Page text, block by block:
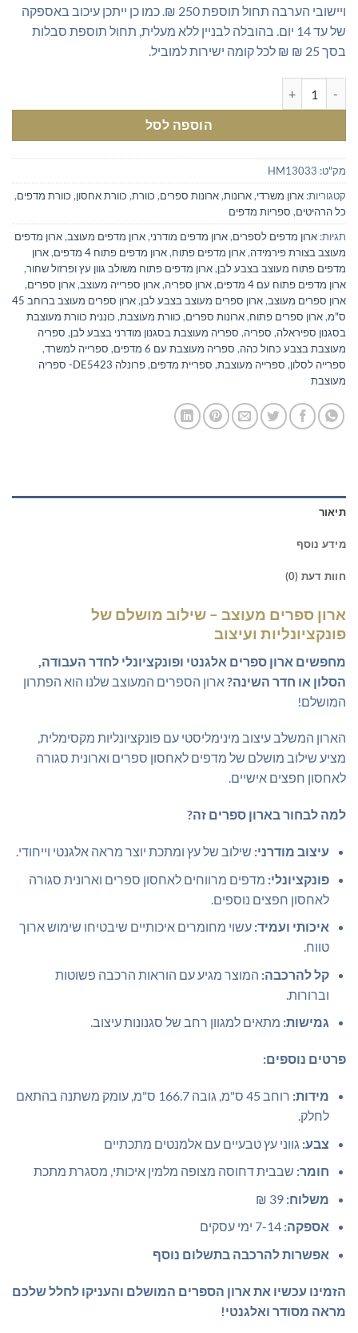
ויישובי הערבה תחול תוספת 250 ₪. כמו כן ייתכן עיכוב באספקה
של עד 14 יום. בהובלה לבניין ללא מעלית, תחול תוספת סבלות
בסך 25 ₪ ₪ לכל קומה ישירות למוביל.
הוספה לסל
מק"ט: HM13033
קטגוריות: ארון משרדי,ארונות,ארונות ספרים, כוורת, כוורת אחסון, כוורת מדפים,
כל הרהיטים, ספריות מדפים
תגיות: ארון מדפים לספרים,ארון מדפים מודרני,ארון מדפים מעוצב,ארון מדפים
מעוצב בצורת פירמידה,ארון מדפים פתוח,ארון מדפים פתוח 4 מדפים ,ארון
מדפים פתוח מעוצב בצבע לבן,ארון מדפים פתוח משולב גוון עץ ופרזול שחור,
ארון מדפים פתוח עם 4 מדפים
,ארון ספריה,ארון ספרייה מעוצב,ארון ספרים,
ארון ספרים מעוצב,ארון ספרים מעוצב בצבע לבן,
ארון ספרים מעוצב ברוחב 45
ס"מ,ארון ספרים פתוח,ארונות ספרים, כוורת מעוצבת, כוננית כוורת מעוצבת
בסגנון ספיראלה, ספריה, ספריה מעוצבת בסגנון מודרני בצבע לבן, ספריה
מעוצבת בצבע כחול כהה, ספריה מעוצבת עם 6 מדפים , ספרייה למשרד,
ספרייה לסלון, ספרייה מעוצבת, ספריית מדפים,
פרונלה DE5423- ספריה
מעוצבת
תיאור
מידע נוסף
חוות דעת (0)
ארון ספרים מעוצב – שילוב מושלם של
פונקציונליות ועיצוב
מחפשים ארון ספרים אלגנטי ופונקציונלי לחדר העבודה,
הסלון או חדר השינה?ארון הספרים המעוצב שלנו הוא הפתרון
המושלם!
הארון המשלב עיצוב מינימליסטי עם פונקציונליות מקסימלית,
מציע שילוב מושלם של מדפים לאחסון ספרים וארונית סגורה
לאחסון חפצים אישיים.
למה לבחור בארון ספרים זה?
עיצוב מודרני: שילוב של עץ ומתכת יוצר מראה אלגנטי וייחודי.
פונקציונלי: מדפים מרווחים לאחסון ספרים וארונית סגורה
לאחסון חפצים נוספים.
איכותי ועמיד: עשוי מחומרים איכותיים שיבטיחו שימוש ארוך
טווח.
קל להרכבה: המוצר מגיע עם הוראות הרכבה פשוטות
וברורות.
גמישות: מתאים למגוון רחב של סגנונות עיצוב.
פרטים נוספים:
מידות:
רוחב 45 ס"מ, גובה 166.7 ס"מ, עומק משתנה בהתאם
לחלק.
צבע: גווני עץ טבעיים עם אלמנטים מתכתיים
חומר: שבבית דחוסה מצופה מלמין איכותי, מסגרת מתכת
משלוח:
אספקה:
אפשרות להרכבה בתשלום נוסף
הזמינו עכשיו את ארון הספרים המושלם והעניקו לחלל שלכם
מראה מסודר ואלגנטי!